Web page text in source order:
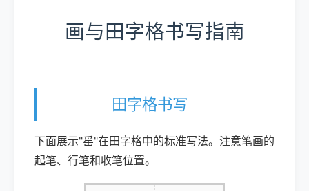
画与田字格书写指南
田字格书写
下面展示"䍃"在田字格中的标准写法。注意笔画的
起笔、行笔和收笔位置。